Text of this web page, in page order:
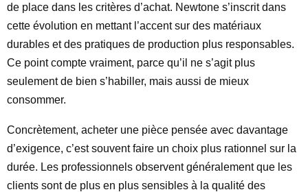
de place dans les critères d’achat. Newtone s’inscrit dans
cette évolution en mettant l’accent sur des matériaux
durables et des pratiques de production plus responsables.
Ce point compte vraiment, parce qu’il ne s’agit plus
seulement de bien s’habiller, mais aussi de mieux
consommer.
Concrètement, acheter une pièce pensée avec davantage
d’exigence, c’est souvent faire un choix plus rationnel sur la
durée. Les professionnels observent généralement que les
clients sont de plus en plus sensibles à la qualité des